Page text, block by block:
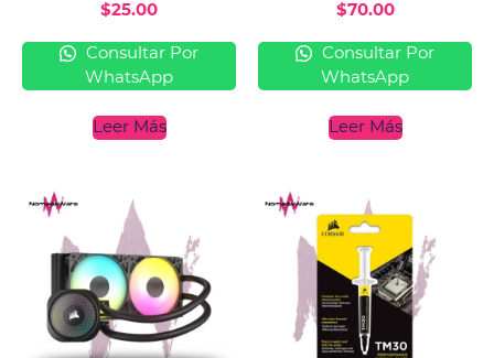
$25.00
Consultar Por
WhatsApp
Leer Más
$70.00
Consultar Por
WhatsApp
Leer Más